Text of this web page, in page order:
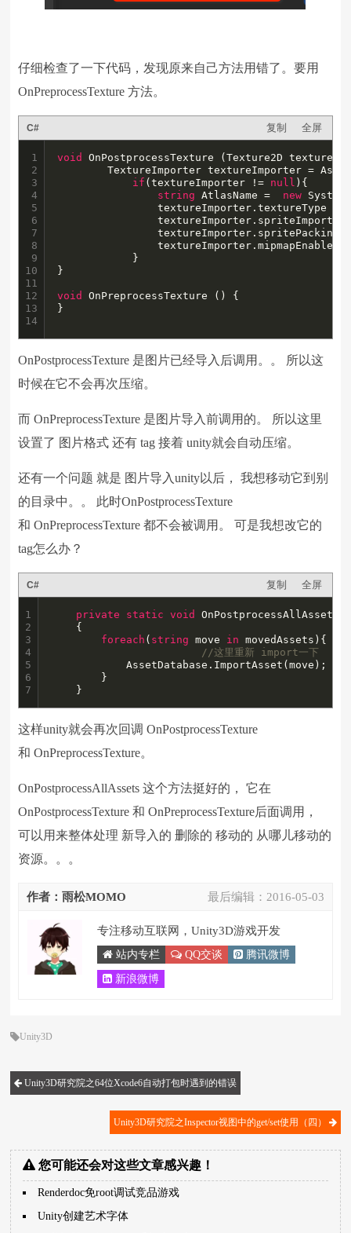
仔细检查了一下代码，发现原来自己方法用错了。要用
OnPreprocessTexture 方法。
C# 复制 全屏
1
2
3
4
5
6
7
8
9
10
11
12
13
14
void
OnPostprocessTexture (Texture2D texture)
TextureImporter textureImporter =
if (textureImporter != null ){
string AtlasName = new
				textureImporter.textureType = TextureImporterType.Sprite;
				textureImporter.spriteImportMode = SpriteImportMode.Single;
				textureImporter.spritePackingTag = AtlasName;
textureImporter.mipmapEnabled
}
void
OnPreprocessTexture () {
OnPostprocessTexture 是图片已经导入后调用。。 所以这
时候在它不会再次压缩。
而 OnPreprocessTexture 是图片导入前调用的。 所以这里
设置了 图片格式 还有 tag 接着 unity就会自动压缩。
还有一个问题 就是 图片导入unity以后， 我想移动它到别
的目录中。。 此时OnPostprocessTexture
和 OnPreprocessTexture 都不会被调用。 可是我想改它的
tag怎么办？
C# 复制 全屏
1
2
3
4
5
6
7
private static void OnPostprocessAllAssets(
foreach ( string move in movedAssets){
//这里重新 import一下
			AssetDatabase.ImportAsset(move);
	}
这样unity就会再次回调 OnPostprocessTexture
和 OnPreprocessTexture。
OnPostprocessAllAssets 这个方法挺好的， 它在
OnPostprocessTexture 和 OnPreprocessTexture后面调用，
可以用来整体处理 新导入的 删除的 移动的 从哪儿移动的
资源。。。
最后编辑： 2016-05-03
作者：雨松MOMO
专注移动互联网，Unity3D游戏开发
站内专栏 QQ交谈 腾讯微博
新浪微博
Unity3D
Unity3D研究院之64位Xcode6自动打包时遇到的错误
Unity3D研究院之Inspector视图中的get/set使用（四）
您可能还会对这些文章感兴趣！
Renderdoc免root调试竞品游戏
Unity创建艺术字体